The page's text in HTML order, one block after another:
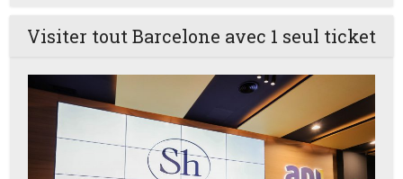
Visiter tout Barcelone avec 1 seul ticket